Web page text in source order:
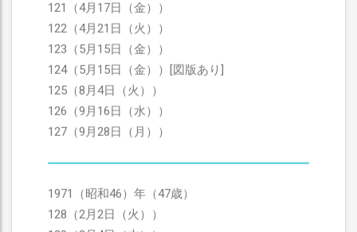
121（4月17日（金））
122（4月21日（火））
123（5月15日（金））
124（5月15日（金））[図版あり]
125（8月4日（火））
126（9月16日（水））
127（9月28日（月））
1971（昭和46）年（47歳）
128（2月2日（火））